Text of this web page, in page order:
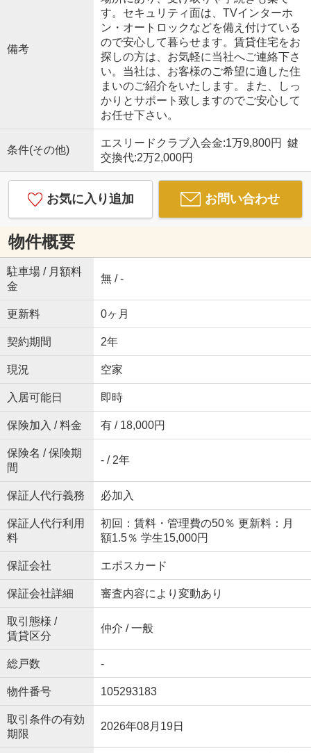
備考
す。セキュリティ面は、TVインターホ
ン・オートロックなどを備え付けている
ので安心して暮らせます。賃貸住宅をお
探しの方は、お気軽に当社へご連絡下さ
い。当社は、お客様のご希望に適した住
まいのご紹介をいたします。また、しっ
かりとサポート致しますのでご安心して
お任せ下さい。
条件(その他)
エスリードクラブ入会金:1万9,800円 鍵
交換代:2万2,000円
お気に入り追加 お問い合わせ
物件概要
駐車場 / 月額料
金
無 / -
更新料 0ヶ月
契約期間 2年
現況 空家
入居可能日 即時
保険加入 / 料金 有 / 18,000円
保険名 / 保険期
間
- / 2年
保証人代行義務 必加入
保証人代行利用
料
初回：賃料・管理費の50％ 更新料：月
額1.5％ 学生15,000円
保証会社 エポスカード
保証会社詳細 審査内容により変動あり
取引態様 /
賃貸区分
仲介 / 一般
総戸数 -
物件番号 105293183
取引条件の有効
期限
2026年08月19日